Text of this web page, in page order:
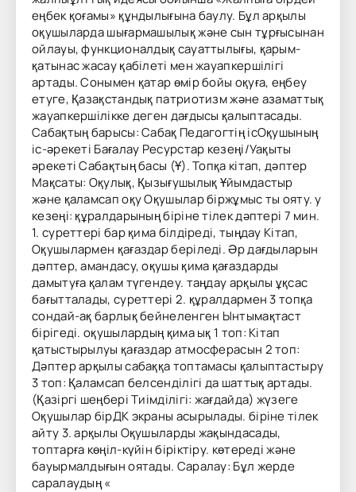
еңбек қоғамы» құндылығына баулу. Бұл арқылы
оқушыларда шығармашылық және сын тұрғысынан
ойлауы, функционалдық сауаттылығы, қарым-
қатынас жасау қабілеті мен жауапкершілігі
артады. Сонымен қатар өмір бойы оқуға, еңбеу
етуге, Қазақстандық патриотизм және азаматтық
жауапкершілікке деген дағдысы қалыптасады.
Сабақтың барысы: Сабақ Педагогтің ісОқушының
іс-әрекеті Бағалау Ресурстар кезеңі/Уақыты
әрекеті Сабақтың басы (Ұ). Топқа кітап, дәптер
Мақсаты: Оқулық, Қызығушылық Ұйымдастыр
және қаламсап оқу Оқушылар біржұмыс ты ояту. у
кезеңі: құралдарының біріне тілек дәптері 7 мин.
1. суреттері бар қима білдіреді, тыңдау Кітап,
Оқушылармен қағаздар беріледі. Әр дағдыларын
дәптер, амандасу, оқушы қима қағаздарды
дамытуға қалам түгендеу. таңдау арқылы ұқсас
бағытталады, суреттері 2. құралдармен 3 топқа
сондай-ақ барлық бейнеленген Ынтымақтаст
бірігеді. оқушылардың қима ық 1 топ: Кітап
қатыстырылуы қағаздар атмосферасын 2 топ:
Дәптер арқылы сабаққа топтамасы қалыптастыру
3 топ: Қаламсап белсенділігі да шаттық артады.
(Қазіргі шеңбері Тиімділігі: жағдайда) жүзеге
Оқушылар бірДК экраны асырылады. біріне тілек
айту 3. арқылы Оқушыларды жақындасады,
топтарға көңіл-күйін біріктіру. көтереді және
бауырмалдығын оятады. Саралау: Бұл жерде
саралаудың «